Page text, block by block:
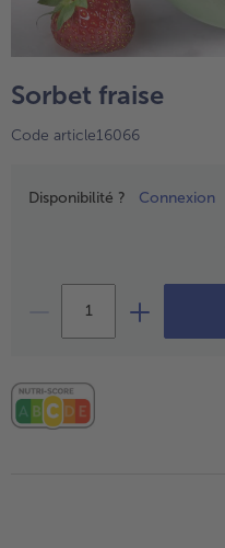
TousPlats cuisinés
Boulangerie &
TousBoulangerie
TousEntrées,
Produits non
TousProduits non
Sorbet fraise
Code article16066
Prix
Disponibilité ? Connexion